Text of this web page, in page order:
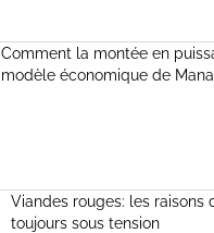
Comment la montée en
modèle économique de
Viandes rouges: les raisons
toujours sous tension